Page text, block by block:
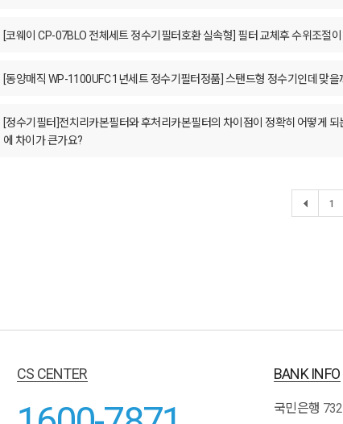
[코웨이 CP-07BLO 전체세트 정수기필터호환 실속형] 필터 교체후 수위조절이
[동양매직 WP-1100UFC 1년세트 정수기필터정품] 스탠드형 정수기인데 맞을
[정수기필터]전치리카본필터와 후처리카본필터의 차이점이 정확히 어떻게
에 차이가 큰가요?
1
CS CENTER BANK INFO
국민은행